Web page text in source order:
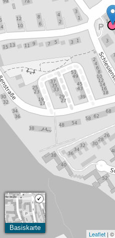
Basiskarte
Leaflet | ©